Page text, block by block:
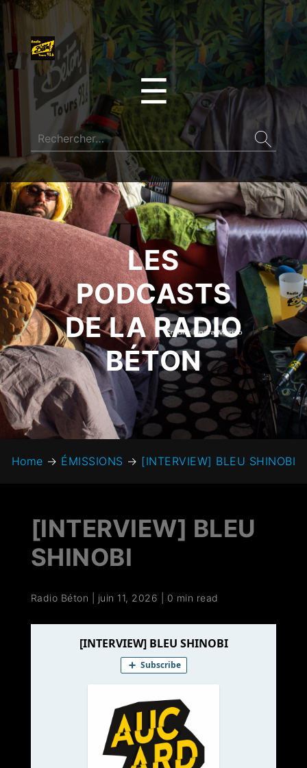
☰
LES
PODCASTS
DE LA RADIO
BÉTON
Home → ÉMISSIONS → [INTERVIEW] BLEU SHINOBI
[INTERVIEW] BLEU
SHINOBI
Radio Béton juin 11, 2026 0 min read